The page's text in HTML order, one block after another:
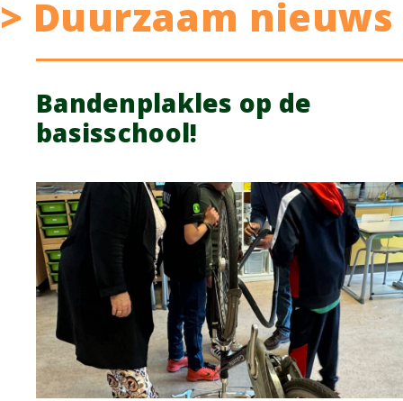
> Duurzaam nieuws
Bandenplakles op de
basisschool!